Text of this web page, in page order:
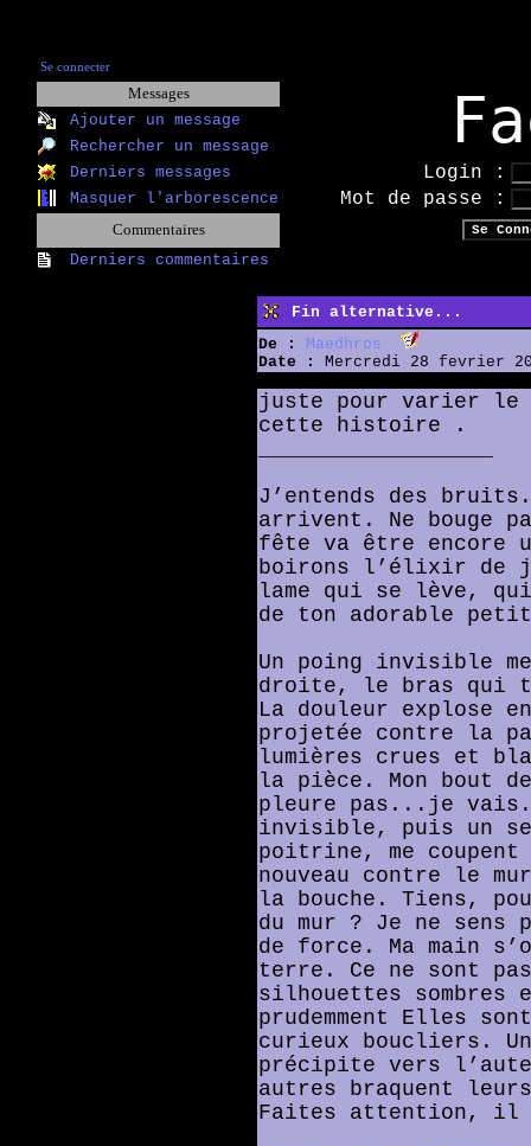
Se connecter
Messages
Ajouter un message
Rechercher un message
Derniers messages
Login :
Masquer l'arborescence Mot de passe :
Commentaires
Derniers commentaires
Fin alternative...
De :
Maedhros
Date :
Mercredi 28 fevrier
juste pour varier
cette histoire .
J’entends des
arrivent. Ne bouge
fête va être encore
boirons l’élixir de
lame qui se lève,
de ton adorable
Un poing invisible
droite, le bras qui
La douleur explose
projetée contre la
lumières crues et
la pièce. Mon bout
pleure pas...je
invisible, puis un
poitrine, me
nouveau contre le
la bouche. Tiens,
du mur ? Je ne sens
de force. Ma main
terre. Ce ne sont
silhouettes sombres
prudemment Elles
curieux boucliers.
précipite vers
autres braquent
Faites attention,